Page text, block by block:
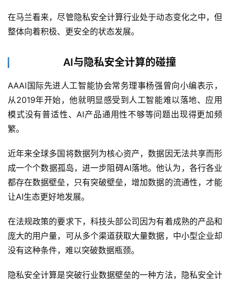
在马兰看来，尽管隐私安全计算行业处于动态变化之中，但
整体向着积极、更安全的状态发展。
AI与隐私安全计算的碰撞
AAAI国际先进人工智能协会常务理事杨强曾向小编表示，
从2019年开始，他就明显感受到人工智能难以落地、应用
模式没有普适性、AI产品通用性不够等问题出现得更加频
繁。
近年来全球多国将数据列为核心资产，数据因无法共享而形
成一个个数据孤岛，进一步阻碍AI落地。他认为，各行各业
都存在数据壁垒，只有突破壁垒，增加数据的流通性，才能
让AI生态更好地发展。
在法规政策的要求下，科技头部公司因为有着成熟的产品和
庞大的用户量，可从多个渠道获取大量数据，中小型企业却
没有这种条件，难以突破数据瓶颈。
隐私安全计算是突破行业数据壁垒的一种方法，隐私安全计